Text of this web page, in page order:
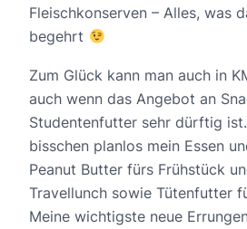
Fleischkonserven – Alles, was
begehrt
Zum Glück kann man auch in
auch wenn das Angebot an
Studentenfutter sehr dürftig
bisschen planlos mein Essen
Peanut Butter fürs Frühstück
Travellunch sowie Tütenfutter
Meine wichtigste neue